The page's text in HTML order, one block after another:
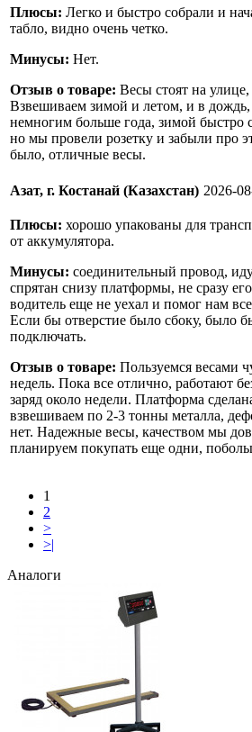
Плюсы: Легко и быстро собрали и
табло, видно очень четко.
Минусы: Нет.
Отзыв о товаре: Весы стоят на
Взвешиваем зимой и летом, и в
немногим больше года, зимой быстро
но мы провели розетку и забыли про
было, отличные весы.
Азат, г. Костанай (Казахстан) 2026-
Плюсы: хорошо упакованы для
от аккумулятора.
Минусы: соединительный провод,
спрятан снизу платформы, не сразу
водитель еще не уехал и помог нам
Если бы отверстие было сбоку, было
подключать.
Отзыв о товаре: Пользуемся весами
недель. Пока все отлично, работают
заряд около недели. Платформа
взвешиваем по 2-3 тонны металла,
нет. Надежные весы, качеством мы
планируем покупать еще одни,
1
2
>
>|
Аналоги